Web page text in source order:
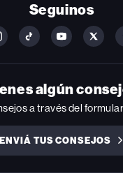
Seguinos
FOLLOW
ON
YOUTUBE
FOLLOW
ON
YOUTUBE
ON
algún
a través del
ENVIÁ TUS CONSEJOS
ENVIÁ